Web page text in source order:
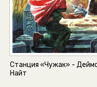
Станция «Чужак» -
Найт